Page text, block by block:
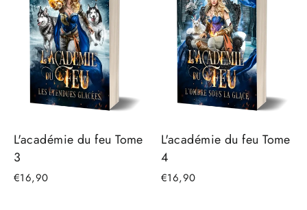
L'académie du feu Tome
3
€16,90
L'académie du feu Tome
4
€16,90